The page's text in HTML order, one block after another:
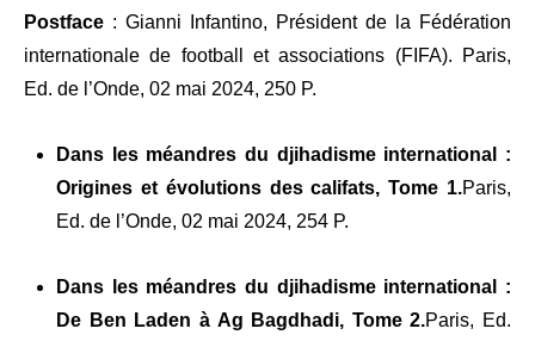
Postface : Gianni Infantino, Président de la Fédération
internationale de football et associations (FIFA). Paris,
Ed. de l’Onde, 02 mai 2024, 250 P.
Dans les méandres du djihadisme international :
Origines et évolutions des califats, Tome 1.Paris,
Ed. de l’Onde, 02 mai 2024, 254 P.
Dans les méandres du djihadisme international :
De Ben Laden à Ag Bagdhadi, Tome 2.Paris, Ed.